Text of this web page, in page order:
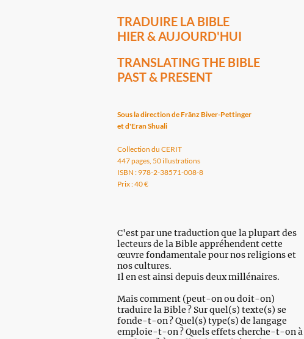
TRADUIRE LA BIBLE
HIER & AUJOURD'HUI
TRANSLATING THE BIBLE
PAST & PRESENT
Sous la direction de Fränz Biver-Pettinger
et d'Eran Shuali
Collection du CERIT
447 pages, 50 illustrations
ISBN : 978-2-38571-008-8
Prix : 40 €
C'est par une traduction que la plupart des
lecteurs de la Bible appréhendent cette
œuvre fondamentale pour nos religions et
nos cultures.
Il en est ainsi depuis deux millénaires.
Mais comment (peut-on ou doit-on)
traduire la Bible ? Sur quel(s) texte(s) se
fonde-t-on ? Quel(s) type(s) de langage
emploie-t-on ? Quels effets cherche-t-on à